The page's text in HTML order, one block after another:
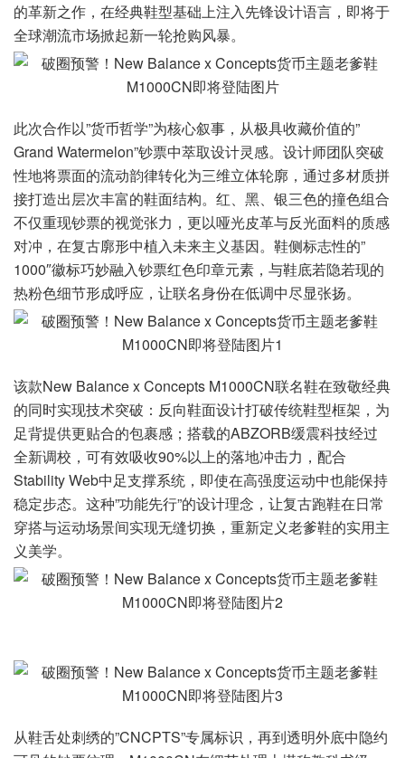
的革新之作，在经典鞋型基础上注入先锋设计语言，即将于
全球潮流市场掀起新一轮抢购风暴。
此次合作以”货币哲学”为核心叙事，从极具收藏价值的”
Grand Watermelon”钞票中萃取设计灵感。设计师团队突破
性地将票面的流动韵律转化为三维立体轮廓，通过多材质拼
接打造出层次丰富的鞋面结构。红、黑、银三色的撞色组合
不仅重现钞票的视觉张力，更以哑光皮革与反光面料的质感
对冲，在复古廓形中植入未来主义基因。鞋侧标志性的”
1000″徽标巧妙融入钞票红色印章元素，与鞋底若隐若现的
热粉色细节形成呼应，让联名身份在低调中尽显张扬。
该款New Balance x Concepts M1000CN联名鞋在致敬经典
的同时实现技术突破：反向鞋面设计打破传统鞋型框架，为
足背提供更贴合的包裹感；搭载的ABZORB缓震科技经过
全新调校，可有效吸收90%以上的落地冲击力，配合
Stability Web中足支撑系统，即使在高强度运动中也能保持
稳定步态。这种”功能先行”的设计理念，让复古跑鞋在日常
穿搭与运动场景间实现无缝切换，重新定义老爹鞋的实用主
义美学。
从鞋舌处刺绣的”CNCPTS”专属标识，再到透明外底中隐约